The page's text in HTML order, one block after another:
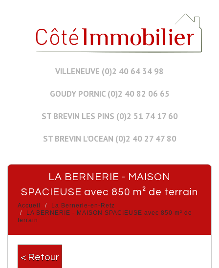
VILLENEUVE (0)2 40 64 34 98
GOUDY PORNIC (0)2 40 82 06 65
ST BREVIN LES PINS (0)2 51 74 17 60
ST BREVIN L'OCEAN (0)2 40 27 47 80
LA BERNERIE - MAISON
SPACIEUSE avec 850 m² de terrain
Accueil
La Bernerie-en-Retz
LA BERNERIE - MAISON SPACIEUSE avec 850 m² de
terrain
< Retour